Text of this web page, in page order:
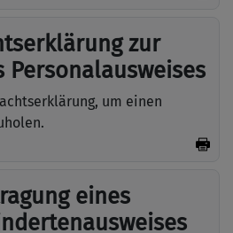
zur
Personalausweises
um einen
eines